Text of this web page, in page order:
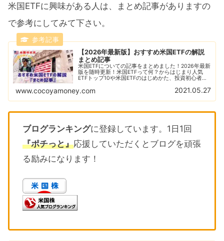
米国ETFに興味がある人は、まとめ記事がありますの
で参考にしてみて下さい。
【2026年最新版】おすすめ米国ETFの解説
まとめ記事
米国ETFについての記事をまとめました！2026年最新
版を随時更新！米国ETFって何？からはじまり人気
ETFトップ10や米国ETFのはじめかた、投資初心者に
比較解説も随時更新！
www.cocoyamoney.com 2021.05.27
ブログランキングに登録しています。1日1回
『ポチっと』応援していただくとブログを頑張
る励みになります！